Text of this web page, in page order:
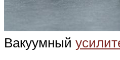
Вакуумный